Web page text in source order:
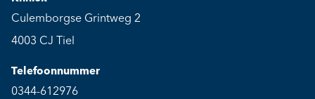
Culemborgse Grintweg 2
4003 CJ Tiel
Telefoonnummer
0344-612976